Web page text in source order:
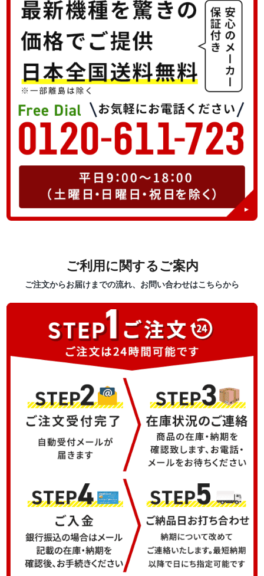
ご利用に関するご案内
ご注文からお届けまでの流れ、お問い合わせはこちらから